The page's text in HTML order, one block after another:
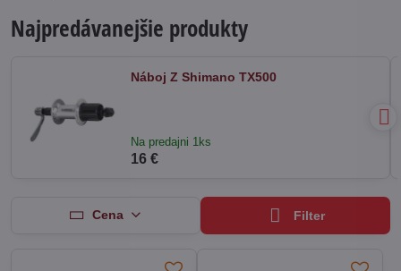
Najpredávanejšie produkty
Náboj Z Shimano TX500
Na predajni 1ks
16 €
Cena Filter